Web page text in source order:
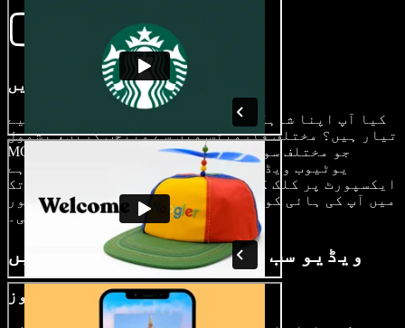
اپنی ویڈیو ایکسپورٹ کریں
کیا آپ اپنا شاہکار دنیا کے ساتھ شیئر کرنے کے لیے
تیار ہیں؟ مختلف فارمیٹس میں سے منتخب کریں، بشمول
MOV، جو مختلف سوشل میڈیا پلیٹ فارمز کے لیے
موزوں ہے—from یوٹیوب ویڈیوز سے لے کر ٹک ٹاک
ویڈیوز تک—and ایکسپورٹ پر کلک کریں۔ صرف چند کلکس
میں آپ کی ہائی کوالٹی ویڈیو آپ کے ناظرین کو مسحور
کرنے کے لیے تیار ہوگی۔
ویڈیو سب ٹائٹلز کب استعمال کریں
سوشل میڈیا ویڈیوز